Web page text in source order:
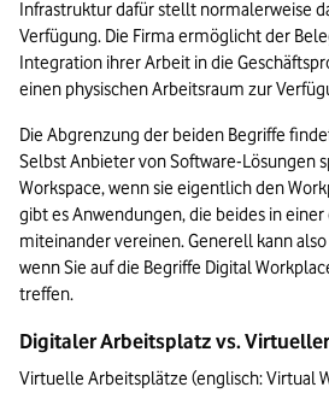
Infrastruktur dafür stellt normalerweise
Verfügung. Die Firma ermöglicht der
Integration ihrer Arbeit in die
einen physischen Arbeitsraum zur
Die Abgrenzung der beiden Begriffe
Selbst Anbieter von Software-Lösungen
Workspace, wenn sie eigentlich den
gibt es Anwendungen, die beides in
miteinander vereinen. Generell kann
wenn Sie auf die Begriffe Digital
treffen.
Digitaler Arbeitsplatz vs.
Virtuelle Arbeitsplätze (englisch: Virtual